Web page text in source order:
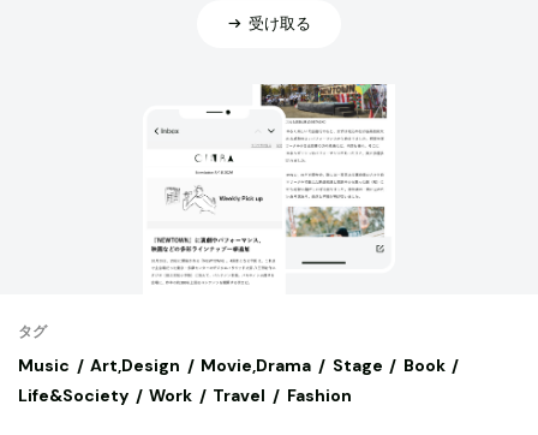
受け取る
タグ
Music Art,Design Movie,Drama Stage
Book
Life&Society
Work Travel Fashion